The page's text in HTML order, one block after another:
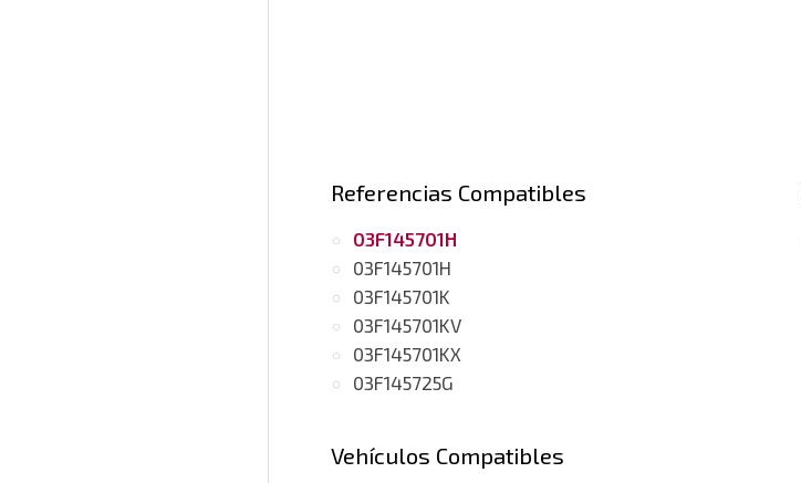
Referencias Compatibles
03F145701H
03F145701H
03F145701K
03F145701KV
03F145701KX
03F145725G
Vehículos Compatibles